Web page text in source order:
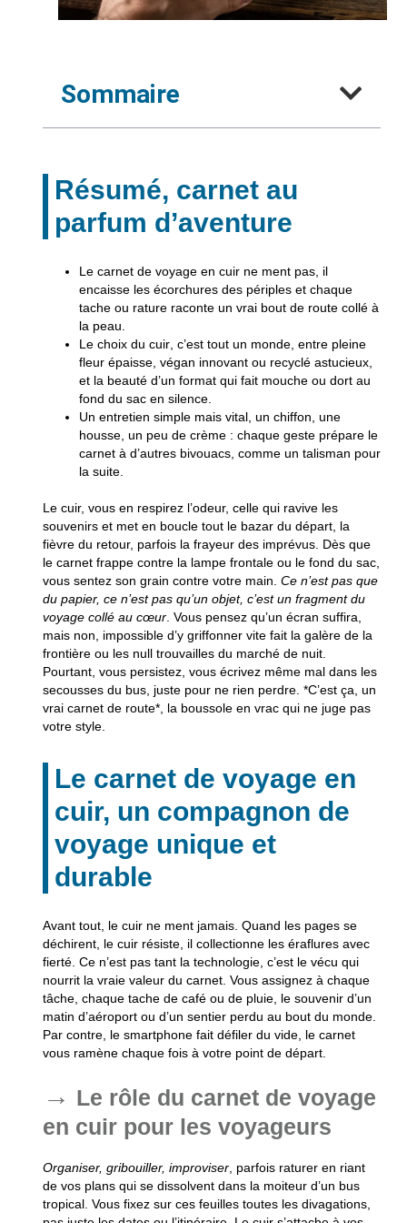
Sommaire
Résumé, carnet au
parfum d’aventure
Le carnet de voyage en cuirne ment pas, il
encaisse les écorchures des périples et chaque
tache ou rature raconte un vrai bout de route collé à
la peau.
Le choix du cuir, c’est tout un monde, entre pleine
fleur épaisse, végan innovant ou recyclé astucieux,
et la beauté d’un format qui fait mouche ou dort au
fond du sac en silence.
Un entretien simple mais vital, un chiffon, une
housse, un peu de crème : chaque geste prépare le
carnet à d’autres bivouacs, comme un talisman pour
la suite.
Le cuir, vous en respirez l’odeur, celle qui ravive les
souvenirset met en boucle tout le bazar du départ, la
fièvre du retour, parfois la frayeur des imprévus. Dès que
le carnet frappe contre la lampe frontale ou le fond du sac,
vous sentez son grain contre votre main. Ce n’est pas que
du papier, ce n’est pas qu’un objet, c’est un fragment du
voyage collé au cœur. Vous pensez qu’un écran suffira,
mais non, impossible d’y griffonner vite fait la galère de la
frontière ou les null trouvailles du marché de nuit.
Pourtant, vous persistez, vous écrivez même mal dans les
secousses du bus, juste pour ne rien perdre. *C’est ça, un
vrai carnet de route*, la boussole en vrac qui ne juge pas
votre style.
Le carnet de voyage en
cuir, un compagnon de
voyage unique et
durable
Avant tout, le cuir ne ment jamais. Quand les pages se
déchirent, le cuir résiste, il collectionne les éraflures avec
fierté. Ce n’est pas tant la technologie, c’est le vécu qui
nourrit la vraie valeur du carnet. Vous assignez à chaque
tâche, chaque tache de café ou de pluie, le souvenir d’un
matin d’aéroport ou d’un sentier perdu au bout du monde.
Par contre, le smartphone fait défiler du vide, le carnet
vous ramène chaque fois à votre point de départ.
Le rôle du carnet de voyage
en cuir pour les voyageurs
Organiser, gribouiller, improviser, parfois raturer en riant
de vos plans qui se dissolvent dans la moiteur d’un bus
tropical. Vous fixez sur ces feuilles toutes les divagations,